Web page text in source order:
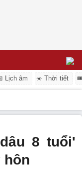
Lịch âm ☀️ Thời tiết
8 tuổi'
hôn